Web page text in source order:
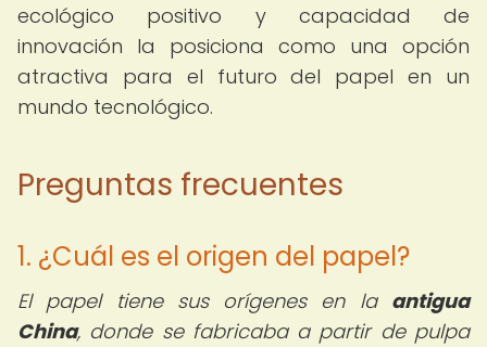
ecológico positivo y capacidad de
innovación la posiciona como una opción
atractiva para el futuro del papel en un
mundo tecnológico.
Preguntas frecuentes
1. ¿Cuál es el origen del papel?
El papel tiene sus orígenes en la antigua
China, donde se fabricaba a partir de pulpa